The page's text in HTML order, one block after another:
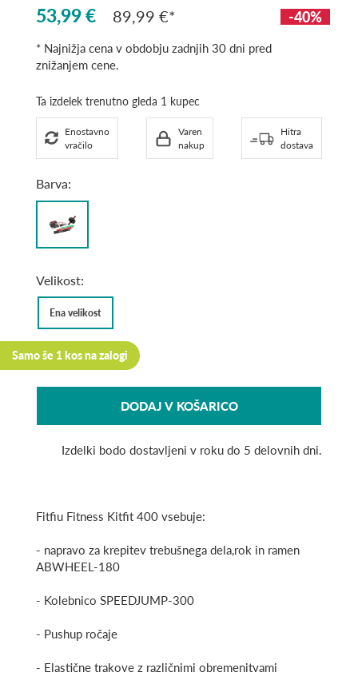
53,99 € 89,99 € -40%
* Najnižja cena v obdobju zadnjih 30 dni pred
znižanjem cene.
Ta izdelek trenutno gleda 1 kupec
Enostavno
vračilo
Varen
nakup
Hitra
dostava
Barva:
black
Velikost:
Ena velikost
Samo še 1 kosna zalogi
DODAJ V KOŠARICO
Izdelki bodo dostavljeni v roku do 5 delovnih dni.
Fitfiu Fitness Kitfit 400 vsebuje:
- napravo za krepitev trebušnega dela,rok in ramen
ABWHEEL-180
- Kolebnico SPEEDJUMP-300
- Pushup ročaje
- Elastične trakove z različnimi obremenitvami